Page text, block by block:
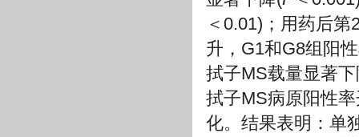
＜0.01)；用药后
升，G1和G8组阳
拭子MS载量显著
拭子MS病原阳性
化。结果表明：单